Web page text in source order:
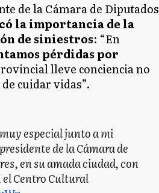
de la Cámara de Diputados
la importancia de la
de siniestros: “En
pérdidas por
lleve conciencia no
cuidar vidas”.
especial junto a mi
de la Cámara de
en su amada ciudad, con
el Centro Cultural